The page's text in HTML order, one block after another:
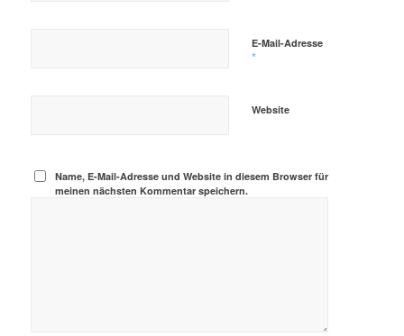
E-Mail-Adresse
*
Website
Name, E-Mail-Adresse und Website in diesem Browser für
meinen nächsten Kommentar speichern.